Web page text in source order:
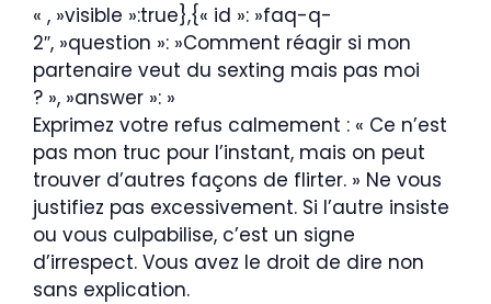
« , »visible »:true},{« id »: »faq-q-
2″, »question »: »Comment réagir si mon
partenaire veut du sexting mais pas moi
? », »answer »: »
Exprimez votre refus calmement : « Ce n’est
pas mon truc pour l’instant, mais on peut
trouver d’autres façons de flirter. » Ne vous
justifiez pas excessivement. Si l’autre insiste
ou vous culpabilise, c’est un signe
d’irrespect. Vous avez le droit de dire non
sans explication.